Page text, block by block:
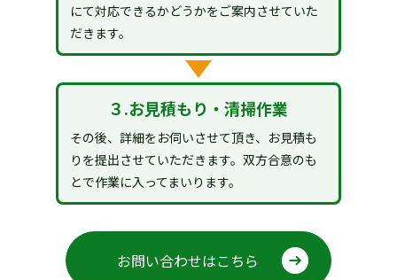
にて対応できるかどうかをご案内させていた
だきます。
３.お見積もり・清掃作業
その後、詳細をお伺いさせて頂き、お見積も
りを提出させていただきます。双方合意のも
とで作業に入ってまいります。
お問い合わせはこちら